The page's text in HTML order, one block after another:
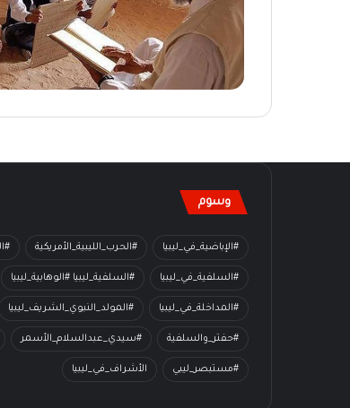
وسوم
#الإباضية_في_ليبيا #الحرب_الليبية_الأمريكية
#السلفية_في_ليبيا #السلفية_ليبيا #الوهابية_ليبيا
#المداخلة_في_ليبيا #المولد_النبوي_الشريف_ليبيا
#حفتر_والسلفية #سيدي_عبدالسلام_الأسمر
#مستبصر_ليبي الأشراف_في_ليبيا